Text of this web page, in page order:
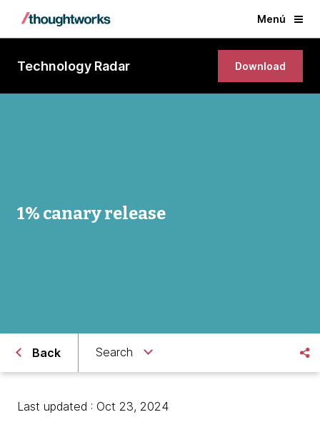
Menú
Technology Radar Download
1% canary release
Back Search
Last updated : Oct 23, 2024